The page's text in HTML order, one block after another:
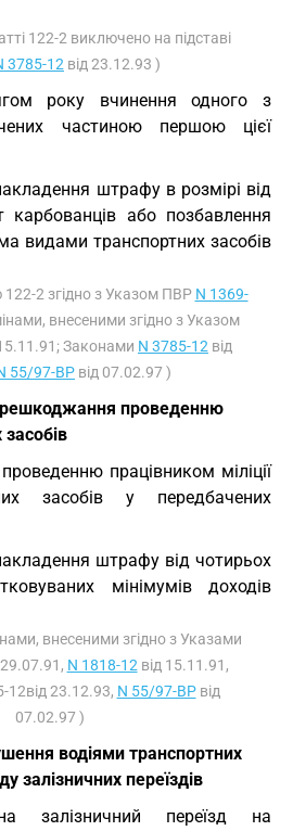
122-2 виключено на підставі
3785-12 від 23.12.93 )
року вчинення одного з
частиною першою цієї
штрафу в розмірі від
карбованців або позбавлення
видами транспортних засобів
2 згідно з Указом ПВР N 1369-
внесеними згідно з Указом
Законами N 3785-12 від
55/97-ВР від 07.02.97 )
проведенню
працівником міліції
засобів у передбачених
штрафу від чотирьох
мінімумів доходів
внесеними згідно з Указами
N 1818-12 від 15.11.91,
23.12.93, N 55/97-ВРвід
07.02.97 )
водіями транспортних
залізничних переїздів
залізничний переїзд на